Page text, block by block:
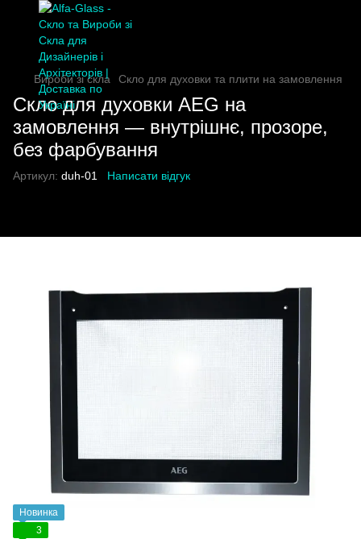
Вироби зі скла Скло для духовки та плити на замовлення
Скло для духовки AEG на
замовлення — внутрішнє, прозоре,
без фарбування
Артикул: duh-01 Написати відгук
Новинка
3